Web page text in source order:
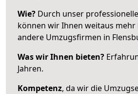
Wie? Durch unser
können wir Ihnen weitaus mehr
andere Umzugsfirmen in
Was wir Ihnen bieten?
Jahren.
Kompetenz, da wir die